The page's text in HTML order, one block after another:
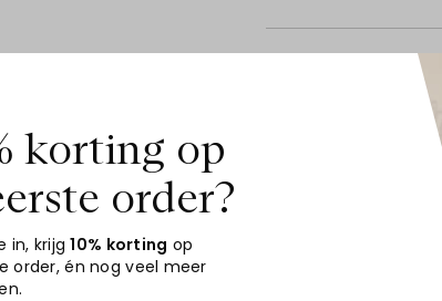
Snel en volgens
korting op
order?
in, krijg10% korting op
order, én nog veel meer